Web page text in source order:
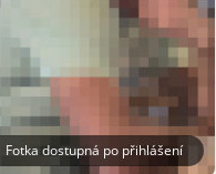
Fotka dostupná po přihlášení